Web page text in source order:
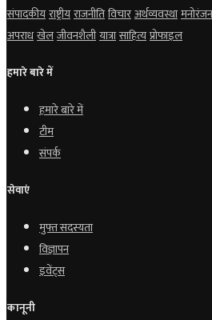
संपादकीयराष्ट्रीयराजनीतिविचारअर्थव्यवस्थामनोरंजन
अपराधखेलजीवनशैलीयात्रासाहित्यप्रोफाइल
हमारे बारे में
हमारे बारे में
टीम
संपर्क
सेवाएं
मुफ्त सदस्यता
विज्ञापन
इवेंट्स
कानूनी